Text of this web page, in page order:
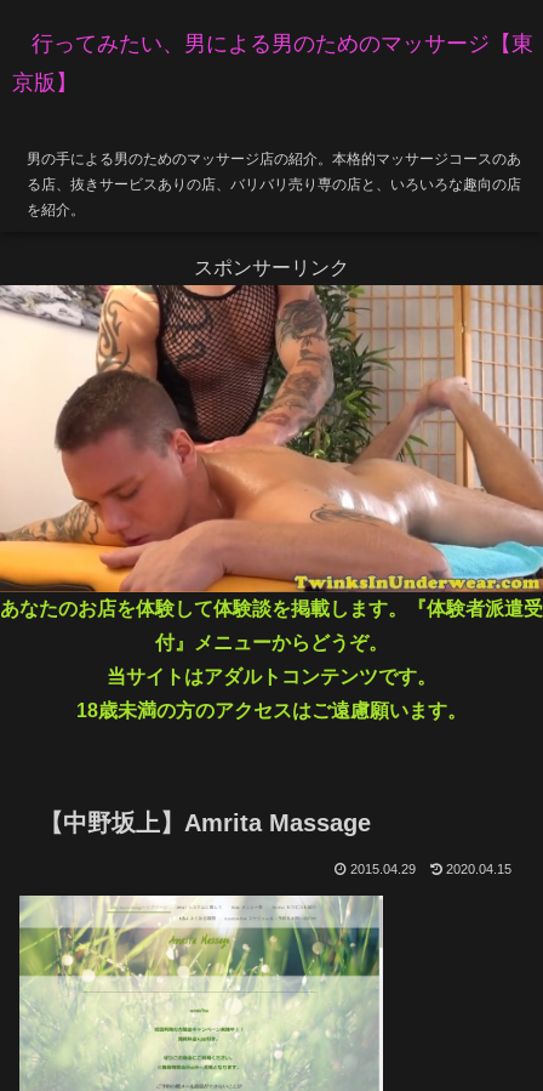
行ってみたい、男による男のためのマッサージ【東
京版】
男の手による男のためのマッサージ店の紹介。本格的マッサージコースのあ
る店、抜きサービスありの店、バリバリ売り専の店と、いろいろな趣向の店
を紹介。
スポンサーリンク
あなたのお店を体験して体験談を掲載します。『体験者派遣受
付』メニューからどうぞ。
当サイトはアダルトコンテンツです。
18歳未満の方のアクセスはご遠慮願います。
【中野坂上】Amrita Massage
2015.04.29 2020.04.15